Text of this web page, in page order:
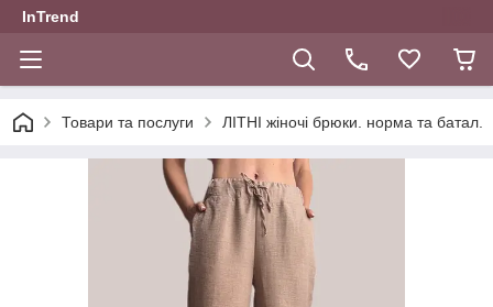
InTrend
Товари та послуги ЛІТНІ жіночі брюки. норма та батал.